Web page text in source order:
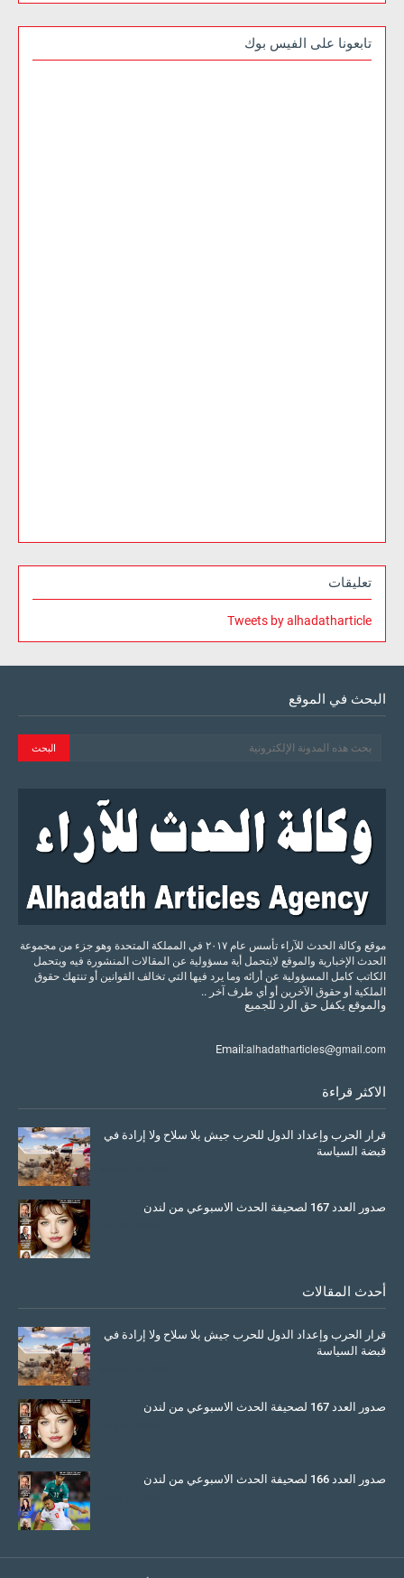
تابعونا على الفيس بوك
تعليقات
Tweets by alhadatharticle
البحث في الموقع
موقع وكالة الحدث للآراء تأسس عام ٢٠١٧ في المملكة المتحدة وهو جزء من مجموعة
الحدث الإخبارية والموقع لايتحمل أية مسؤولية عن المقالات المنشورة فيه ويتحمل
الكاتب كامل المسؤولية عن أرائه وما يرد فيها التي تخالف القوانين أو تنتهك حقوق
الملكية أو حقوق الآخرين أو أي طرف آخر ..
والموقع يكفل حق الرد للجميع
Email:alhadatharticles@gmail.com
الاكثر قراءة
قرار الحرب وإعداد الدول للحرب جيش بلا سلاح ولا إرادة في
قبضة السياسة
صدور العدد 167 لصحيفة الحدث الاسبوعي من لندن
أحدث المقالات
قرار الحرب وإعداد الدول للحرب جيش بلا سلاح ولا إرادة في
قبضة السياسة
صدور العدد 167 لصحيفة الحدث الاسبوعي من لندن
صدور العدد 166 لصحيفة الحدث الاسبوعي من لندن